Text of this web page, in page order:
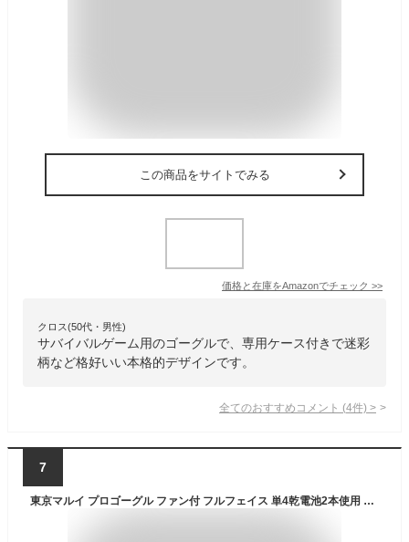
この商品をサイトでみる
価格と在庫をAmazonでチェック >>
クロス(50代・男性)
サバイバルゲーム用のゴーグルで、専用ケース付きで迷彩
柄など格好いい本格的デザインです。
全てのおすすめコメント (4件) >
7
東京マルイ プロゴーグル ファン付 フルフェイス 単4乾電池2本使用 No.1 マットブラック[m151070]の通販はau PAY マーケット - レプズギア｜商品ロットナンバー：466211598